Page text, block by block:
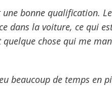
une bonne qualification.
dans la voiture, ce qui
quelque chose qui me
beaucoup de temps en